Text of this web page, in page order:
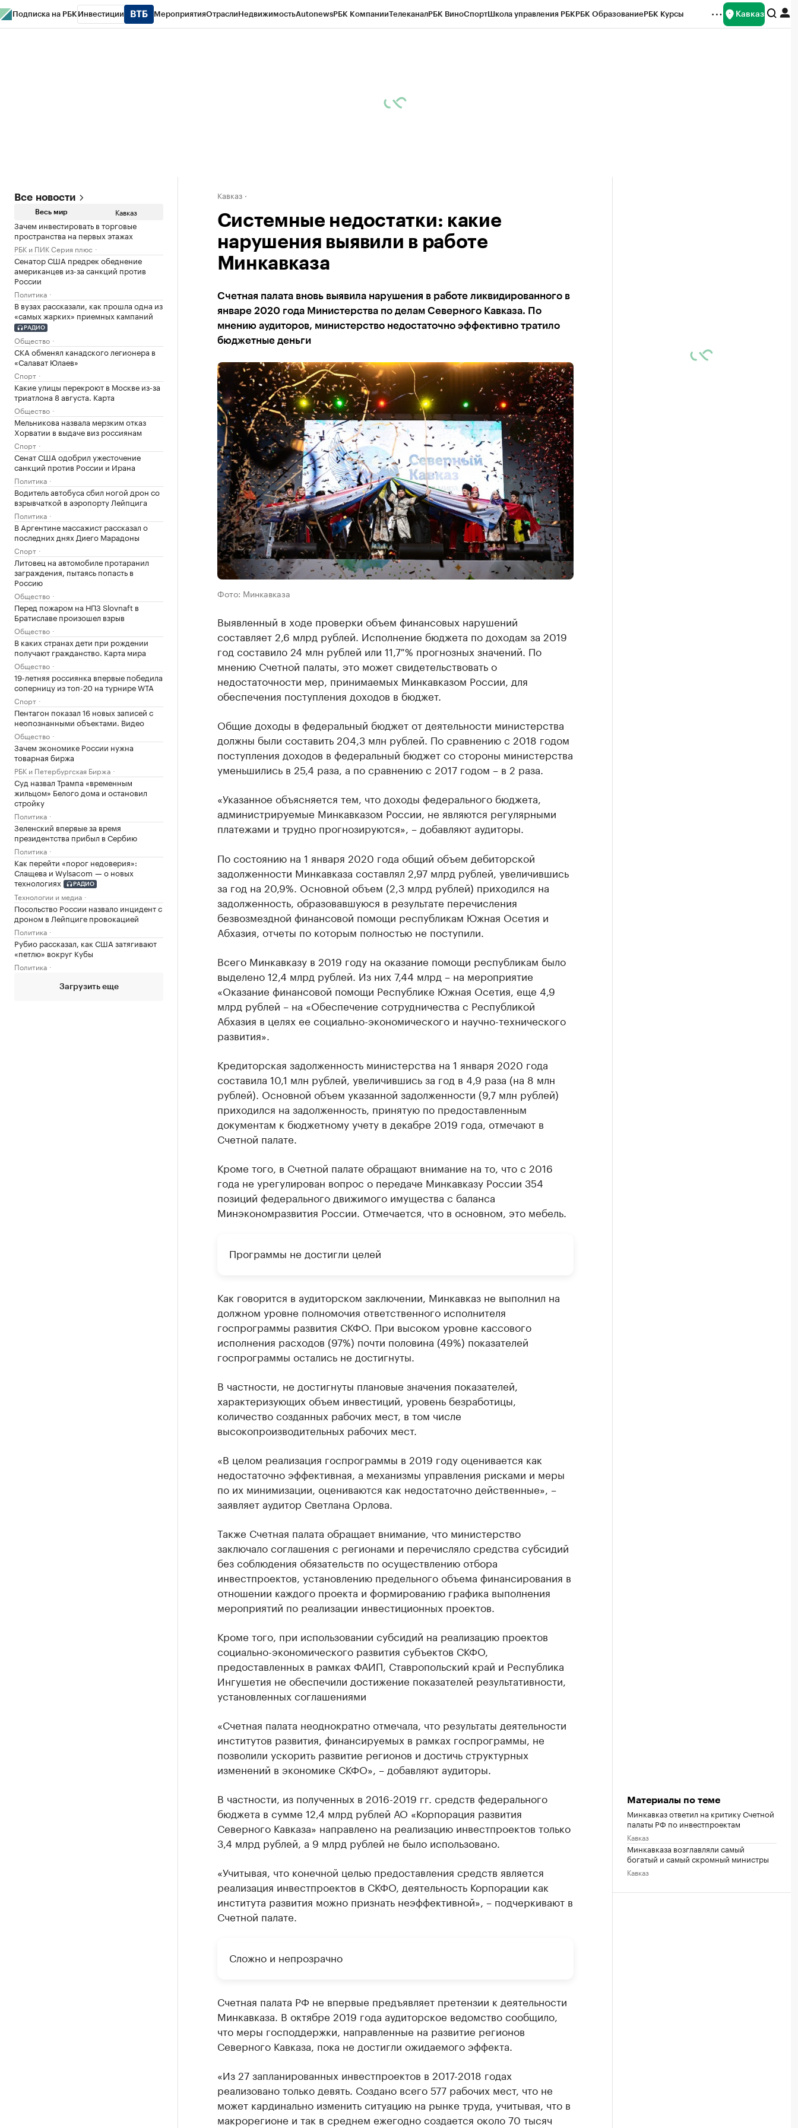
Подписка на РБК Инвестиции МероприятияОтраслиНедвижимостьAutonewsРБК КомпанииТелеканалРБК ВиноСпортШкола управления РБКРБК ОбразованиеРБК Курсы Кавказ
Все новости
Весь мир Кавказ
Зачем инвестировать в торговые
пространства на первых этажах
РБК и ПИК Серия плюс
Сенатор США предрек обеднение
американцев из-за санкций против
России
Политика
В вузах рассказали, как прошла одна из
«самых жарких» приемных кампаний
РАДИО
Общество
СКА обменял канадского легионера в
«Салават Юлаев»
Спорт
Какие улицы перекроют в Москве из-за
триатлона 8 августа. Карта
Общество
Мельникова назвала мерзким отказ
Хорватии в выдаче виз россиянам
Спорт
Сенат США одобрил ужесточение
санкций против России и Ирана
Политика
Водитель автобуса сбил ногой дрон со
взрывчаткой в аэропорту Лейпцига
Политика
В Аргентине массажист рассказал о
последних днях Диего Марадоны
Спорт
Литовец на автомобиле протаранил
заграждения, пытаясь попасть в
Россию
Общество
Перед пожаром на НПЗ Slovnaft в
Братиславе произошел взрыв
Общество
В каких странах дети при рождении
получают гражданство. Карта мира
Общество
19-летняя россиянка впервые победила
соперницу из топ-20 на турнире WTA
Спорт
Пентагон показал 16 новых записей с
неопознанными объектами. Видео
Общество
Зачем экономике России нужна
товарная биржа
РБК и Петербургская Биржа
Суд назвал Трампа «временным
жильцом» Белого дома и остановил
стройку
Политика
Зеленский впервые за время
президентства прибыл в Сербию
Политика
Как перейти «порог недоверия»:
Слащева и Wylsacom — о новых
технологиях
РАДИО
Технологии и медиа
Посольство России назвало инцидент с
дроном в Лейпциге провокацией
Политика
Рубио рассказал, как США затягивают
«петлю» вокруг Кубы
Политика
Загрузить еще
Кавказ
Системные недостатки: какие
нарушения выявили в работе
Минкавказа
Счетная палата вновь выявила нарушения в работе ликвидированного в
январе 2020 года Министерства по делам Северного Кавказа. По
мнению аудиторов, министерство недостаточно эффективно тратило
бюджетные деньги
Фото: Минкавказа
Выявленный в ходе проверки объем финансовых нарушений
составляет 2,6 млрд рублей. Исполнение бюджета по доходам за 2019
год составило 24 млн рублей или 11,7 % прогнозных значений. По
мнению Счетной палаты, это может свидетельствовать о
недостаточности мер, принимаемых Минкавказом России, для
обеспечения поступления доходов в бюджет.
Общие доходы в федеральный бюджет от деятельности министерства
должны были составить 204,3 млн рублей. По сравнению с 2018 годом
поступления доходов в федеральный бюджет со стороны министерства
уменьшились в 25,4 раза, а по сравнению с 2017 годом – в 2 раза.
«Указанное объясняется тем, что доходы федерального бюджета,
администрируемые Минкавказом России, не являются регулярными
платежами и трудно прогнозируются», – добавляют аудиторы.
По состоянию на 1 января 2020 года общий объем дебиторской
задолженности Минкавказа составлял 2,97 млрд рублей, увеличившись
за год на 20,9%. Основной объем (2,3 млрд рублей) приходился на
задолженность, образовавшуюся в результате перечисления
безвозмездной финансовой помощи республикам Южная Осетия и
Абхазия, отчеты по которым полностью не поступили.
Всего Минкавказу в 2019 году на оказание помощи республикам было
выделено 12,4 млрд рублей. Из них 7,44 млрд – на мероприятие
«Оказание финансовой помощи Республике Южная Осетия, еще 4,9
млрд рублей – на «Обеспечение сотрудничества с Республикой
Абхазия в целях ее социально-экономического и научно-технического
развития».
Кредиторская задолженность министерства на 1 января 2020 года
составила 10,1 млн рублей, увеличившись за год в 4,9 раза (на 8 млн
рублей). Основной объем указанной задолженности (9,7 млн рублей)
приходился на задолженность, принятую по предоставленным
документам к бюджетному учету в декабре 2019 года, отмечают в
Счетной палате.
Кроме того, в Счетной палате обращают внимание на то, что с 2016
года не урегулирован вопрос о передаче Минкавказу России 354
позиций федерального движимого имущества с баланса
Минэкономразвития России. Отмечается, что в основном, это мебель.
Программы не достигли целей
Как говорится в аудиторском заключении, Минкавказ не выполнил на
должном уровне полномочия ответственного исполнителя
госпрограммы развития СКФО. При высоком уровне кассового
исполнения расходов (97%) почти половина (49%) показателей
госпрограммы остались не достигнуты.
В частности, не достигнуты плановые значения показателей,
характеризующих объем инвестиций, уровень безработицы,
количество созданных рабочих мест, в том числе
высокопроизводительных рабочих мест.
«В целом реализация госпрограммы в 2019 году оценивается как
недостаточно эффективная, а механизмы управления рисками и меры
по их минимизации, оцениваются как недостаточно действенные», –
заявляет аудитор Светлана Орлова.
Также Счетная палата обращает внимание, что министерство
заключало соглашения с регионами и перечисляло средства субсидий
без соблюдения обязательств по осуществлению отбора
инвестпроектов, установлению предельного объема финансирования в
отношении каждого проекта и формированию графика выполнения
мероприятий по реализации инвестиционных проектов.
Кроме того, при использовании субсидий на реализацию проектов
социально-экономического развития субъектов СКФО,
предоставленных в рамках ФАИП, Ставропольский край и Республика
Ингушетия не обеспечили достижение показателей результативности,
установленных соглашениями
«Счетная палата неоднократно отмечала, что результаты деятельности
институтов развития, финансируемых в рамках госпрограммы, не
позволили ускорить развитие регионов и достичь структурных
изменений в экономике СКФО», – добавляют аудиторы.
В частности, из полученных в 2016-2019 гг. средств федерального
бюджета в сумме 12,4 млрд рублей АО «Корпорация развития
Северного Кавказа» направлено на реализацию инвестпроектов только
3,4 млрд рублей, а 9 млрд рублей не было использовано.
«Учитывая, что конечной целью предоставления средств является
реализация инвестпроектов в СКФО, деятельность Корпорации как
института развития можно признать неэффективной», – подчеркивают в
Счетной палате.
Сложно и непрозрачно
Счетная палата РФ не впервые предъявляет претензии к деятельности
Минкавказа. В октябре 2019 года аудиторское ведомство сообщило,
что меры господдержки, направленные на развитие регионов
Северного Кавказа, пока не достигли ожидаемого эффекта.
«Из 27 запланированных инвестпроектов в 2017-2018 годах
реализовано только девять. Создано всего 577 рабочих мест, что не
может кардинально изменить ситуацию на рынке труда, учитывая, что в
макрорегионе и так в среднем ежегодно создается около 70 тысяч
Материалы по теме
Минкавказ ответил на критику Счетной
палаты РФ по инвестпроектам
Кавказ
Минкавказа возглавляли самый
богатый и самый скромный министры
Кавказ